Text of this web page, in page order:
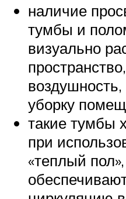
наличие
тумбы и
визуально
уборку
такие тумбы
при
«теплый пол»,